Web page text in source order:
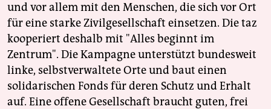
und vor allem mit den Menschen, die sich vor Ort
für eine starke Zivilgesellschaft einsetzen. Die taz
kooperiert deshalb mit "Alles beginnt im
Zentrum". Die Kampagne unterstützt bundesweit
linke, selbstverwaltete Orte und baut einen
solidarischen Fonds für deren Schutz und Erhalt
auf. Eine offene Gesellschaft braucht guten, frei